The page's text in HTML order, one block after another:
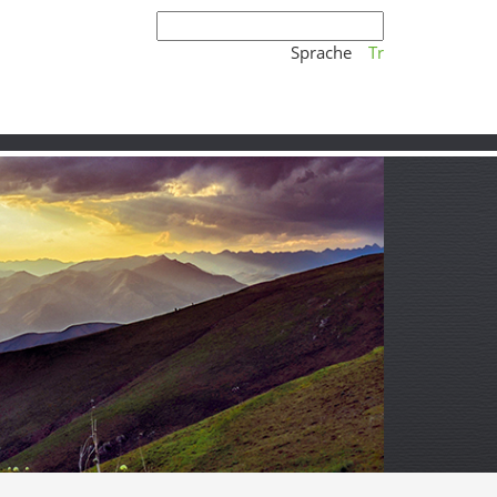
Sprache Tr